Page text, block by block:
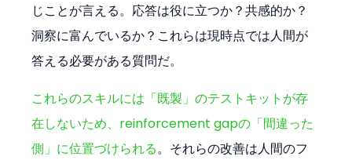
じことが言える。応答は役に立つか？共感的か？
洞察に富んでいるか？これらは現時点では人間が
答える必要がある質問だ。
これらのスキルには「既製」のテストキットが存
在しないため、reinforcement gapの「間違った
側」に位置づけられる。それらの改善は人間のフ